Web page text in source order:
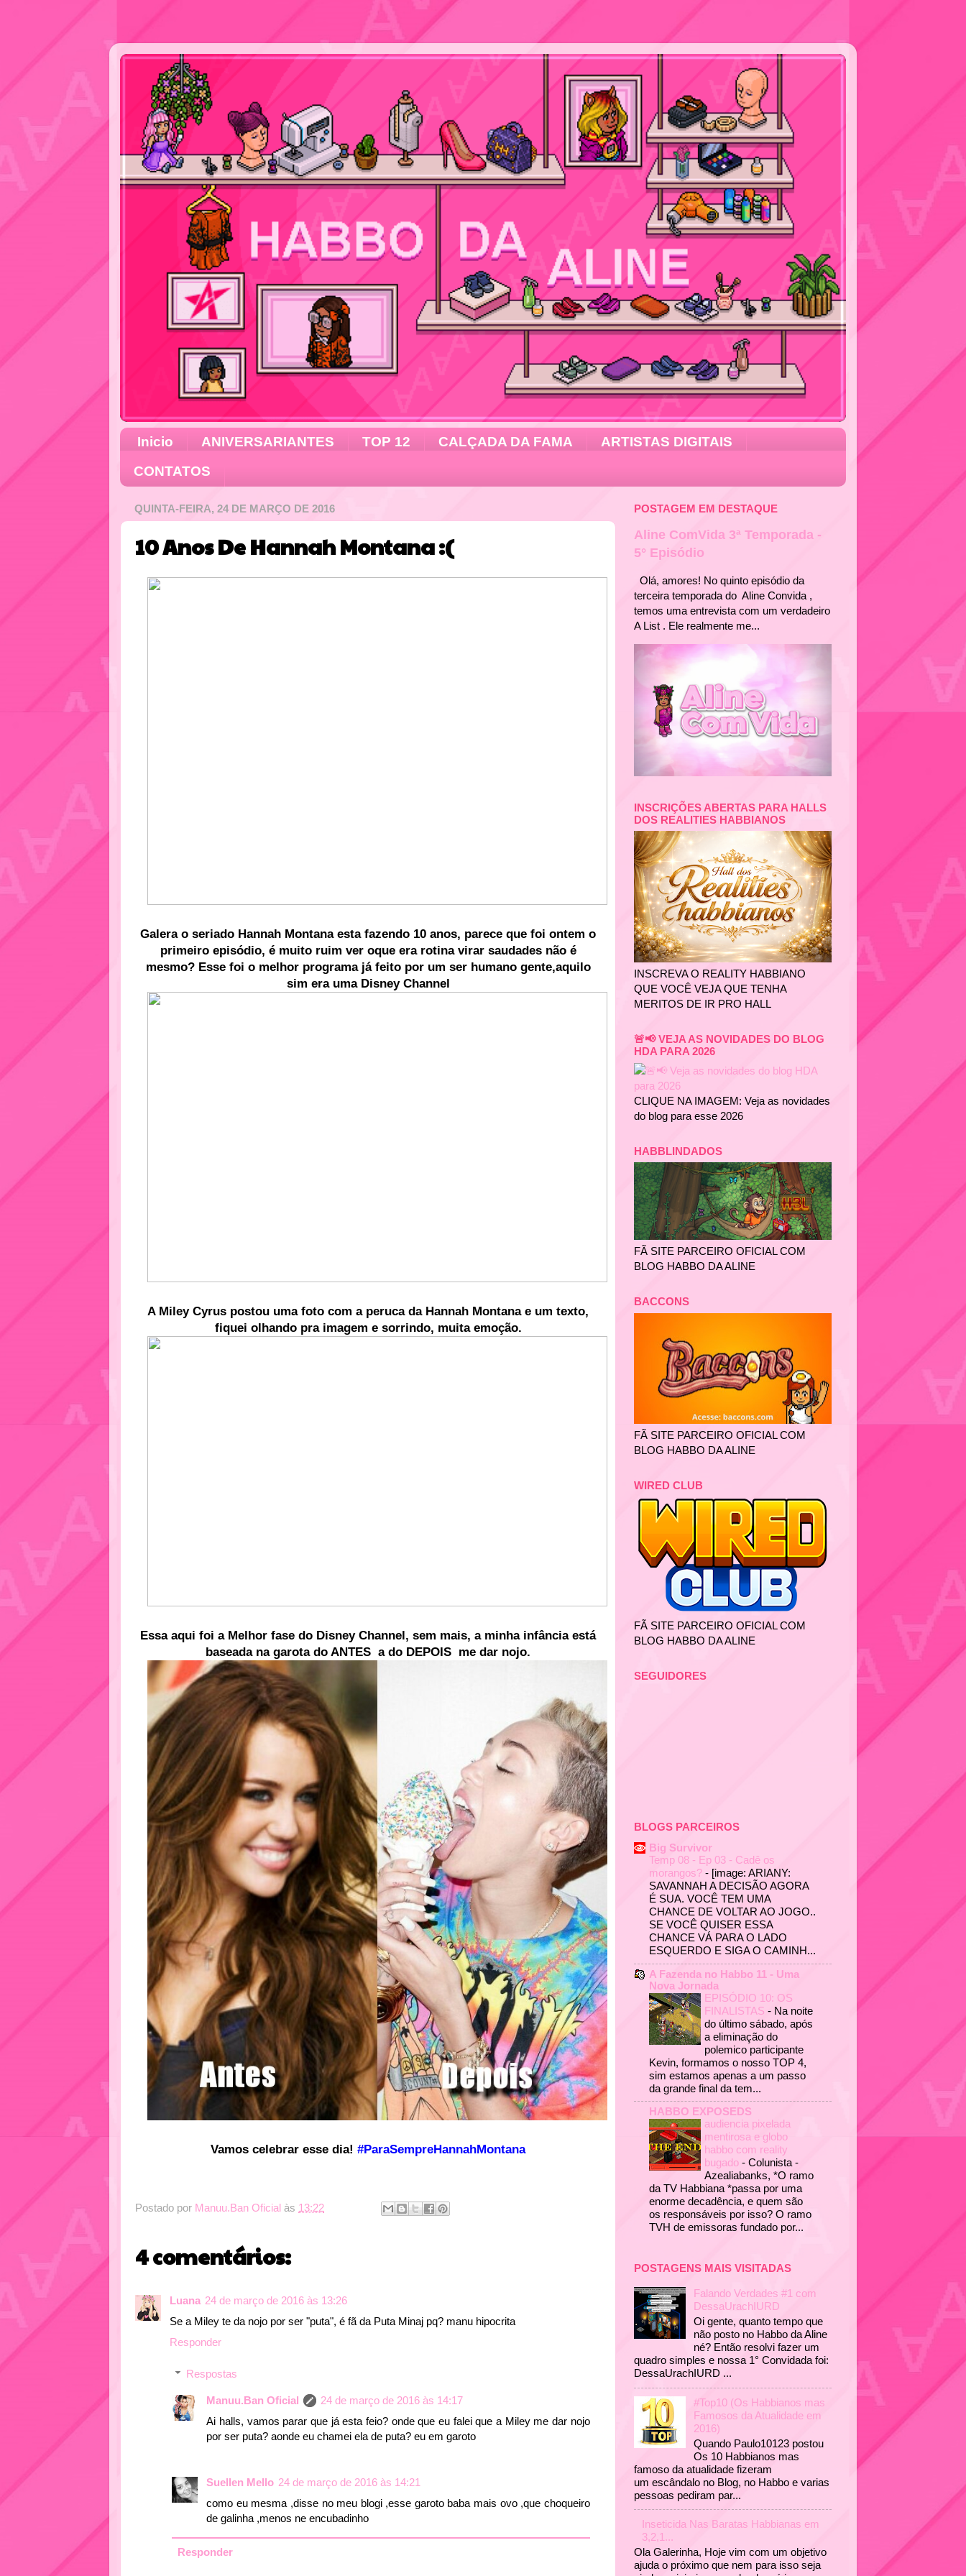
Inicio ANIVERSARIANTES TOP 12 CALÇADA DA FAMA
ARTISTAS DIGITAIS
CONTATOS
QUINTA-FEIRA, 24 DE MARÇO DE 2016
10 Anos De Hannah Montana :(
Galera o seriado Hannah Montana esta fazendo 10 anos, parece que foi ontem o
primeiro episódio, é muito ruim ver oque era rotina virar saudades não é
mesmo? Esse foi o melhor programa já feito por um ser humano gente,aquilo
sim era uma Disney Channel
A Miley Cyrus postou uma foto com a peruca da Hannah Montana e um texto,
fiquei olhando pra imagem e sorrindo, muita emoção.
Essa aqui foi a Melhor fase do Disney Channel, sem mais, a minha infância está
baseada na garota do ANTES a do DEPOIS me dar nojo.
Vamos celebrar esse dia! #ParaSempreHannahMontana
Postado por Manuu.Ban Oficial às 13:22
4 comentários:
Luana 24 de março de 2016 às 13:26
Se a Miley te da nojo por ser "puta", é fã da Puta Minaj pq? manu hipocrita
Responder
Respostas
Manuu.Ban Oficial
24 de março de 2016 às 14:17
Ai halls, vamos parar que já esta feio? onde que eu falei que a Miley me dar nojo
por ser puta? aonde eu chamei ela de puta? eu em garoto
Suellen Mello 24 de março de 2016 às 14:21
como eu mesma ,disse no meu blogi ,esse garoto baba mais ovo ,que choqueiro
de galinha ,menos ne encubadinho
Responder
POSTAGEM EM DESTAQUE
Aline ComVida 3ª Temporada -
5° Episódio
Olá, amores! No quinto episódio da
terceira temporada do Aline Convida ,
temos uma entrevista com um verdadeiro
A List . Ele realmente me...
INSCRIÇÕES ABERTAS PARA HALLS
DOS REALITIES HABBIANOS
INSCREVA O REALITY HABBIANO
QUE VOCÊ VEJA QUE TENHA
MERITOS DE IR PRO HALL
🚨📢 VEJA AS NOVIDADES DO BLOG
HDA PARA 2026
CLIQUE NA IMAGEM: Veja as novidades
do blog para esse 2026
HABBLINDADOS
FÃ SITE PARCEIRO OFICIAL COM
BLOG HABBO DA ALINE
BACCONS
FÃ SITE PARCEIRO OFICIAL COM
BLOG HABBO DA ALINE
WIRED CLUB
FÃ SITE PARCEIRO OFICIAL COM
BLOG HABBO DA ALINE
SEGUIDORES
BLOGS PARCEIROS
Big Survivor
Temp 08 - Ep 03 - Cadê os
morangos? - [image: ARIANY:
SAVANNAH A DECISÃO AGORA
É SUA. VOCÊ TEM UMA
CHANCE DE VOLTAR AO JOGO..
SE VOCÊ QUISER ESSA
CHANCE VÁ PARA O LADO
ESQUERDO E SIGA O CAMINH...
A Fazenda no Habbo 11 - Uma
Nova Jornada
EPISÓDIO 10: OS
FINALISTAS - Na noite
do último sábado, após
a eliminação do
polemico participante
Kevin, formamos o nosso TOP 4,
sim estamos apenas a um passo
da grande final da tem...
HABBO EXPOSEDS
audiencia pixelada
mentirosa e globo
habbo com reality
bugado - Colunista -
Azealiabanks, *O ramo
da TV Habbiana *passa por uma
enorme decadência, e quem são
os responsáveis por isso? O ramo
TVH de emissoras fundado por...
POSTAGENS MAIS VISITADAS
Falando Verdades #1 com
DessaUrachIURD
Oi gente, quanto tempo que
não posto no Habbo da Aline
né? Então resolvi fazer um
quadro simples e nossa 1° Convidada foi:
DessaUrachIURD ...
#Top10 (Os Habbianos mas
Famosos da Atualidade em
2016)
Quando Paulo10123 postou
Os 10 Habbianos mas
famoso da atualidade fizeram
um escândalo no Blog, no Habbo e varias
pessoas pediram par...
Inseticida Nas Baratas Habbianas em
3,2,1...
Ola Galerinha, Hoje vim com um objetivo
ajuda o próximo que nem para isso seja